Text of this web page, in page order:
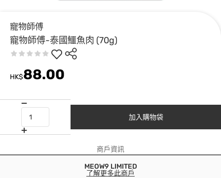
寵物師傅
寵物師傅-泰國鱷魚肉 (70g)
HK$88.00
加入購物袋
商戶資訊
MEOW9 LIMITED
了解更多此商戶